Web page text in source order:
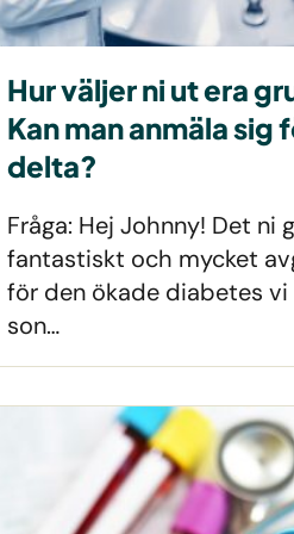
Hur väljer ni ut era
Kan man anmäla sig
delta?
Fråga: Hej Johnny! Det ni
fantastiskt och mycket
för den ökade diabetes vi
son…